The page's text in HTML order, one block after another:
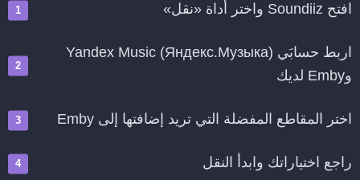
افتح Soundiiz واختر أداة «نقل»
اربط حسابَي Yandex Music (Яндекс.Музыка)
وEmby لديك
اختر المقاطع المفضلة التي تريد إضافتها إلى Emby
راجع اختياراتك وابدأ النقل